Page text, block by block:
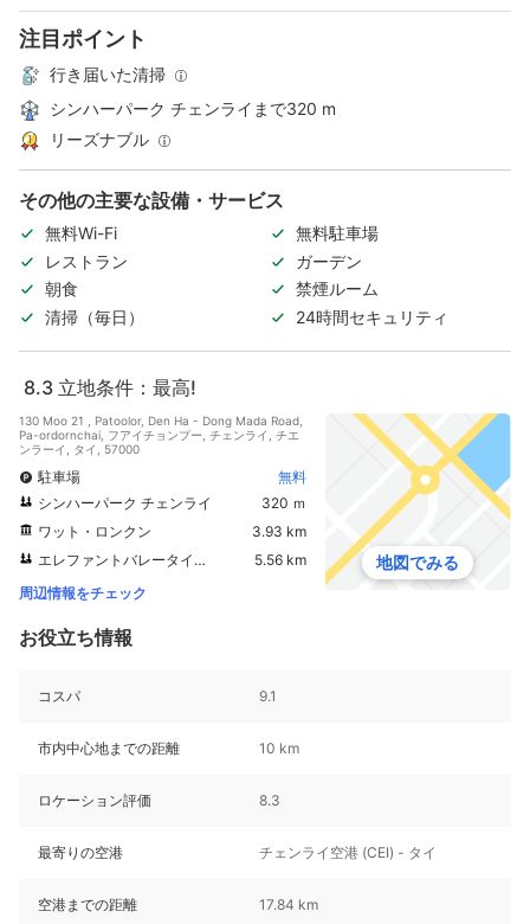
注目ポイント
行き届いた清掃
シンハーパーク チェンライまで320 m
リーズナブル
その他の主要な設備・サービス
無料Wi-Fi
無料駐車場
レストラン
ガーデン
朝食
禁煙ルーム
清掃（毎日）
24時間セキュリティ
8.3 立地条件：最高!
130 Moo 21 , Patoolor, Den Ha - Dong Mada Road,
Pa-ordornchai, フアイチョンプー, チェンライ, チエ
ンラーイ, タイ, 57000
駐車場
無料
シンハーパーク チェンライ
320 ｍ
ワット・ロンクン
3.93 km
エレファントバレータイランド
5.56 km
周辺情報をチェック
地図でみる
お役立ち情報
コスパ 9.1
市内中心地までの距離 10 km
ロケーション評価 8.3
最寄りの空港 チェンライ空港 (CEI) - タイ
空港までの距離 17.84 km